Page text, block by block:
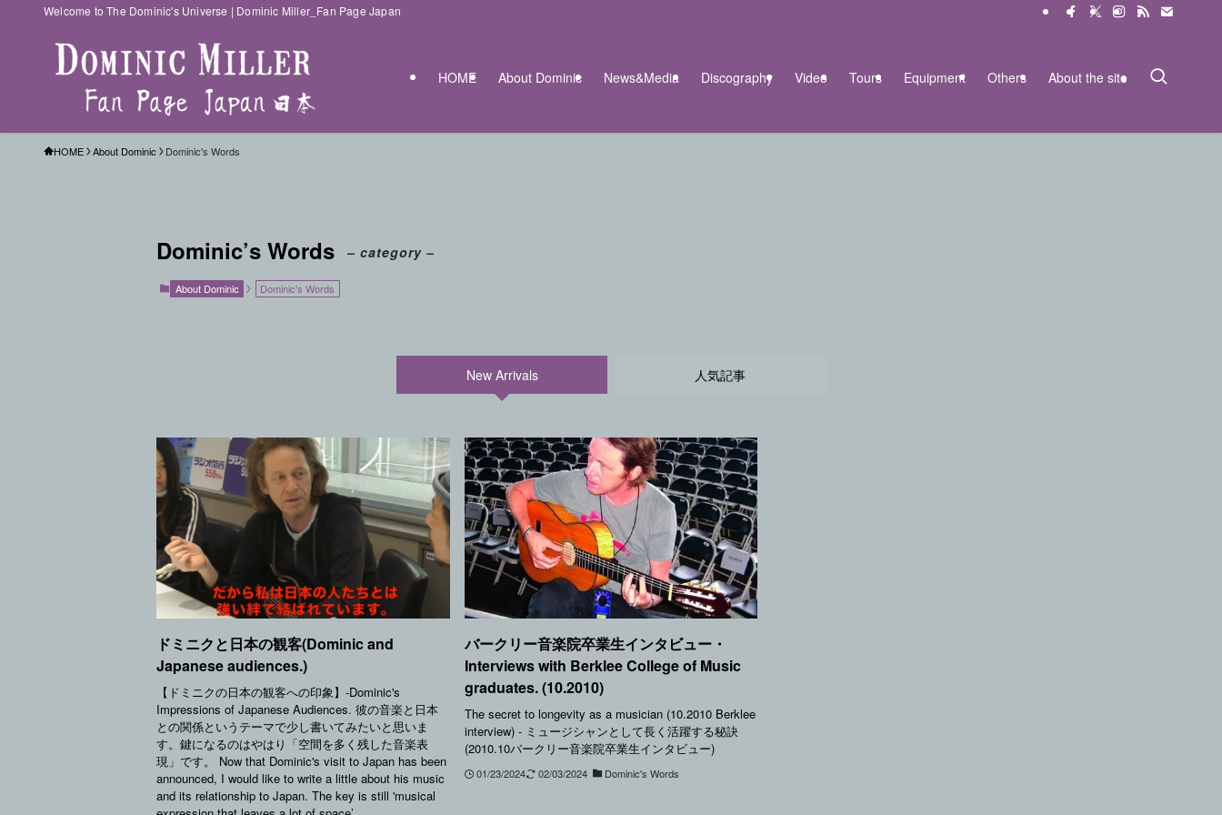
Welcome to The Dominic's Universe | Dominic Miller_Fan Page Japan
HOME About Dominic News&Media Discography Video Tours Equipment Others About the site
HOME About Dominic Dominic's Words
Dominic’s Words – category –
About Dominic Dominic's Words
New Arrivals 人気記事
ドミニクと日本の観客(Dominic and
Japanese audiences.)
【ドミニクの日本の観客への印象】-Dominic's
Impressions of Japanese Audiences. 彼の音楽と日本
との関係というテーマで少し書いてみたいと思いま
す。鍵になるのはやはり「空間を多く残した音楽表
現」です。 Now that Dominic's visit to Japan has been
announced, I would like to write a little about his music
and its relationship to Japan. The key is still 'musical
バークリー音楽院卒業生インタビュー・
Interviews with Berklee College of Music
graduates. (10.2010)
The secret to longevity as a musician (10.2010 Berklee
interview) - ミュージシャンとして長く活躍する秘訣
(2010.10バークリー音楽院卒業生インタビュー)
01/23/2024 02/03/2024 Dominic's Words